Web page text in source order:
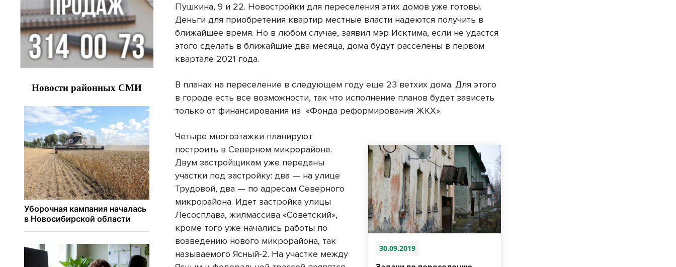
Пушкина, 9 и 22. Новостройки для переселения этих домов уже готовы.
Деньги для приобретения квартир местные власти надеются получить в
ближайшее время. Но в любом случае, заявил мэр Исктима, если не удастся
этого сделать в ближайшие два месяца, дома будут расселены в первом
квартале 2021 года.
В планах на переселение в следующем году еще 23 ветхих дома. Для этого
в городе есть все возможности, так что исполнение планов будет зависеть
только от финансирования из «Фонда реформирования ЖКХ».
30.09.2019
Четыре многоэтажки планируют
построить в Северном микрорайоне.
Двум застройщикам уже переданы
участки под застройку: два — на улице
Трудовой, два — по адресам Северного
микрорайона. Идет застройка улицы
Лесосплава, жилмассива «Советский»,
кроме того уже начались работы по
возведению нового микрорайона, так
называемого Ясный-2. На участке между